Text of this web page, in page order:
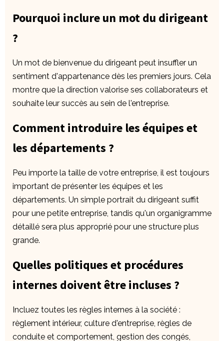
Pourquoi inclure un mot du dirigeant
?
Un mot de bienvenue du dirigeant peut insuffler un
sentiment d'appartenance dès les premiers jours. Cela
montre que la direction valorise ses collaborateurs et
souhaite leur succès au sein de l'entreprise.
Comment introduire les équipes et
les départements ?
Peu importe la taille de votre entreprise, il est toujours
important de présenter les équipes et les
départements. Un simple portrait du dirigeant suffit
pour une petite entreprise, tandis qu'un organigramme
détaillé sera plus approprié pour une structure plus
grande.
Quelles politiques et procédures
internes doivent être incluses ?
Incluez toutes les règles internes à la société :
règlement intérieur, culture d'entreprise, règles de
conduite et comportement, gestion des congés,